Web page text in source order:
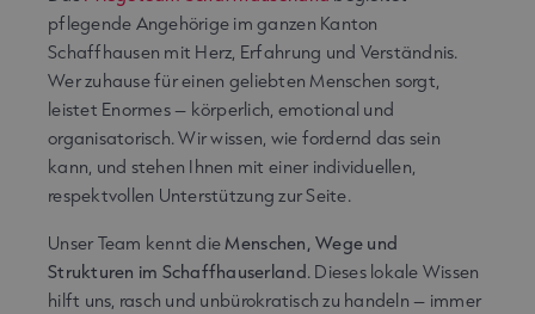
pflegende Angehörige im ganzen Kanton
Schaffhausen mit Herz, Erfahrung und Verständnis.
Wer zuhause für einen geliebten Menschen sorgt,
leistet Enormes – körperlich, emotional und
organisatorisch. Wir wissen, wie fordernd das sein
kann, und stehen Ihnen mit einer individuellen,
respektvollen Unterstützung zur Seite.
Unser Team kennt dieMenschen, Wege und
Strukturen im Schaffhauserland. Dieses lokale Wissen
hilft uns, rasch und unbürokratisch zu handeln – immer